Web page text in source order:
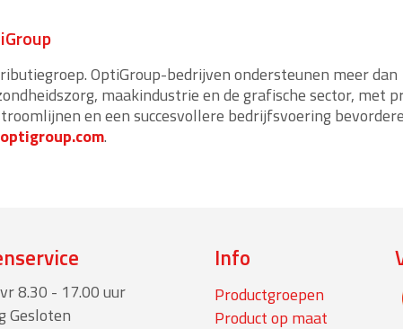
OptiGroup-bedrijven ondersteunen meer
maakindustrie en de grafische sector, met
en een succesvollere bedrijfsvoering
.
8.30 - 17.00 uur
Gesloten
Info
Productgroepen
Product op maat